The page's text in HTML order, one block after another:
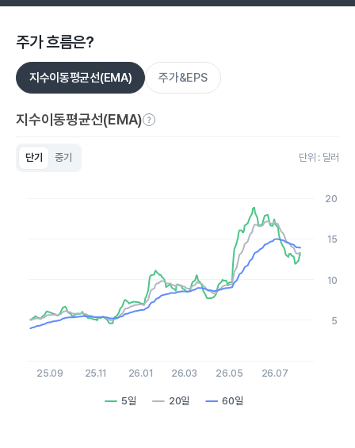
주가 흐름은?
지수이동평균선(EMA) 주가&EPS
지수이동평균선(EMA)
단기 중기 단위 : 달러
The chart has 1 X axis displaying Time. Data ranges from
The chart has 1 Y axis displaying values. Data ranges from
5일 20일 60일
25.09 25.11 26.01 26.03 26.05 26.07
5
10
15
20